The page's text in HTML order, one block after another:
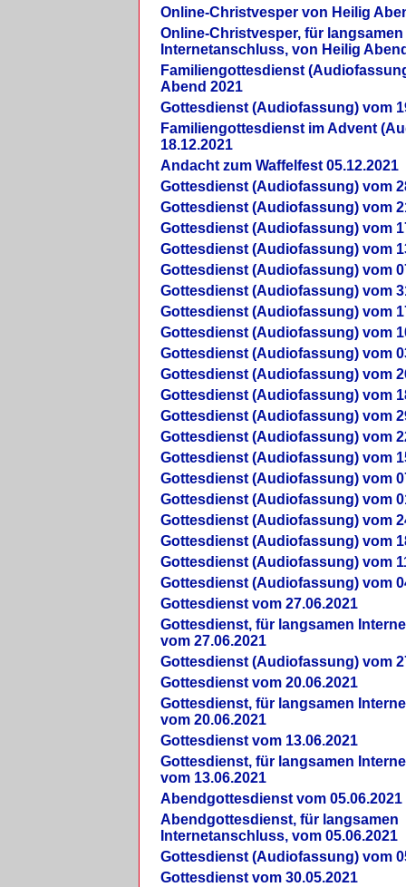
Online-Christvesper von Heilig
Online-Christvesper, für langsamen
Internetanschluss, von Heilig
Familiengottesdienst
Abend 2021
Gottesdienst (Audiofassung) vom
Familiengottesdienst im Advent
18.12.2021
Andacht zum Waffelfest 05.12.2021
Gottesdienst (Audiofassung) vom
Gottesdienst (Audiofassung) vom
Gottesdienst (Audiofassung) vom
Gottesdienst (Audiofassung) vom
Gottesdienst (Audiofassung) vom
Gottesdienst (Audiofassung) vom
Gottesdienst (Audiofassung) vom
Gottesdienst (Audiofassung) vom
Gottesdienst (Audiofassung) vom
Gottesdienst (Audiofassung) vom
Gottesdienst (Audiofassung) vom
Gottesdienst (Audiofassung) vom
Gottesdienst (Audiofassung) vom
Gottesdienst (Audiofassung) vom
Gottesdienst (Audiofassung) vom
Gottesdienst (Audiofassung) vom
Gottesdienst (Audiofassung) vom
Gottesdienst (Audiofassung) vom
Gottesdienst (Audiofassung) vom
Gottesdienst (Audiofassung) vom
Gottesdienst vom 27.06.2021
Gottesdienst, für langsamen
vom 27.06.2021
Gottesdienst (Audiofassung) vom
Gottesdienst vom 20.06.2021
Gottesdienst, für langsamen
vom 20.06.2021
Gottesdienst vom 13.06.2021
Gottesdienst, für langsamen
vom 13.06.2021
Abendgottesdienst vom 05.06.2021
Abendgottesdienst, für langsamen
Internetanschluss, vom 05.06.2021
Gottesdienst (Audiofassung) vom
Gottesdienst vom 30.05.2021